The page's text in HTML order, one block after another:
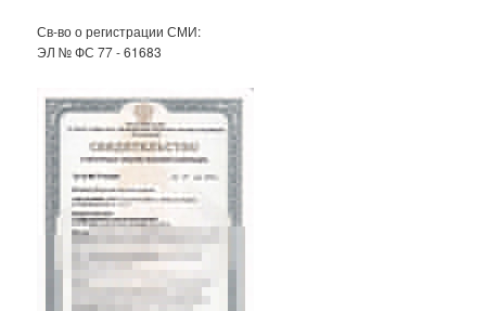
Св-во о регистрации СМИ:
ЭЛ № ФС 77 - 61683